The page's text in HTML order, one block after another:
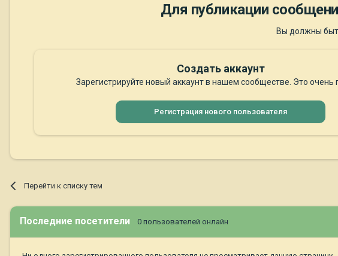
Для публикации
Вы должны
Создать аккаунт
Зарегистрируйте новый аккаунт в нашем сообществе. Это очень
Регистрация нового пользователя
Перейти к списку тем
Последние посетители 0 пользователей онлайн